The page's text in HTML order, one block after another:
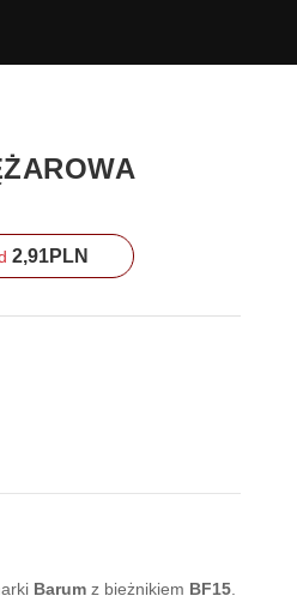
2,91PLN
Barum z bieżnikiem BF15.